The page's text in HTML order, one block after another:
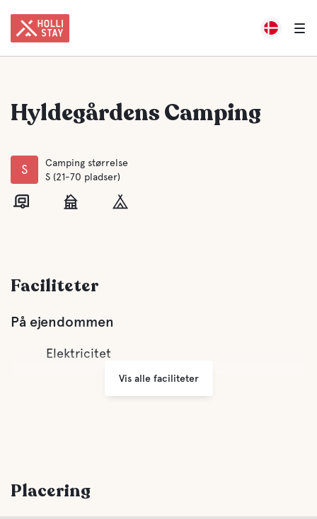
Hyldegårdens Camping
S
Camping størrelse
S (21-70 pladser)
Faciliteter
På ejendommen
Elektricitet
Vis alle faciliteter
Placering